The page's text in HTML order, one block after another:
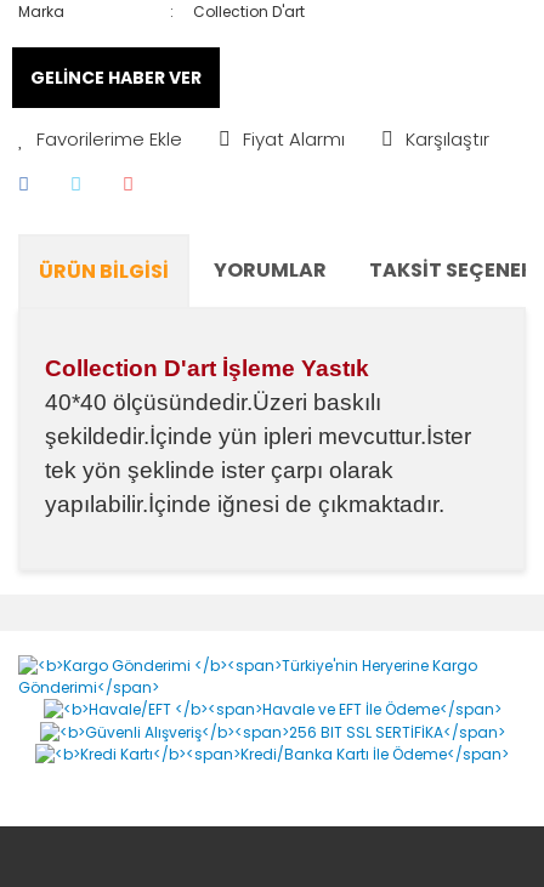
Marka
Collection D'art
GELİNCE HABER VER
Fiyat Alarmı Karşılaştır
ÜRÜN BILGISI YORUMLAR TAKSIT
Collection D'art İşleme Yastık
40*40 ölçüsündedir.Üzeri baskılı
şekildedir.İçinde yün ipleri mevcuttur.İster
tek yön şeklinde ister çarpı olarak
yapılabilir.İçinde iğnesi de çıkmaktadır.
Yorum Yaz
Ürün resmi kalitesiz, bozuk veya görüntülenemiyor.
Ürün açıklamasında eksik bilgiler bulunuyor.
Ürün bilgilerinde hatalar bulunuyor.